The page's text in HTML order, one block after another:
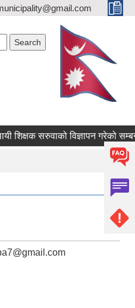
सरुवाको विज्ञापन गरेको सम्बन्धमा ।